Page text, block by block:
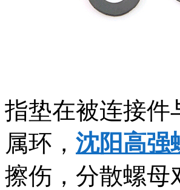
指垫在被连接件
属环， 沈阳高强
擦伤，分散螺母